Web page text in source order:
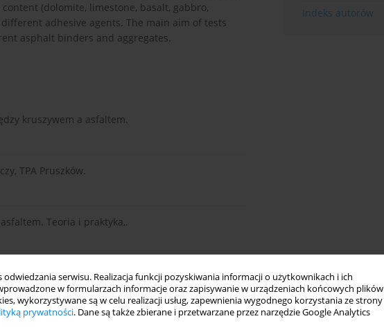
serwisu. Realizacja funkcji pozyskiwania informacji o użytkownikach i ich
w formularzach informacje oraz zapisywanie w urządzeniach końcowych plików
wykorzystywane są w celu realizacji usług, zapewnienia wygodnego korzystania ze strony
prywatności. Dane są także zbierane i przetwarzane przez narzędzie Google Analytics
(dolomite, limestone, basalt, gabbro,
adhesive agents. The main aim of tests
asphalt binders and aggregates.
kruszywem a asfaltem.
TPA Pruszków.
Teoria i praktyka,.
pomiędzy kruszywem.
Indeks autorów